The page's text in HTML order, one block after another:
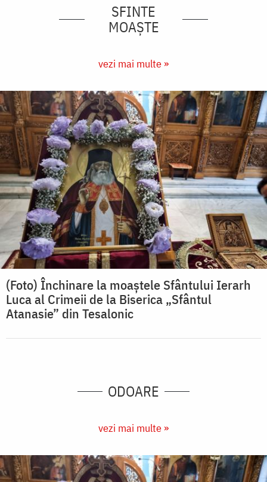
SFINTE
MOAȘTE
vezi mai multe »
(Foto) Închinare la moaștele Sfântului Ierarh
Luca al Crimeii de la Biserica „Sfântul
Atanasie” din Tesalonic
ODOARE
vezi mai multe »